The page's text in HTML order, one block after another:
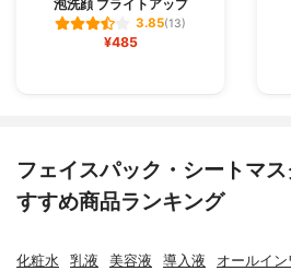
泡洗顔 ブライトアップ
3.85(13)
¥485
フェイスパック・シートマ
すすめ商品ランキング
化粧水 乳液 美容液 導入液 オールイ